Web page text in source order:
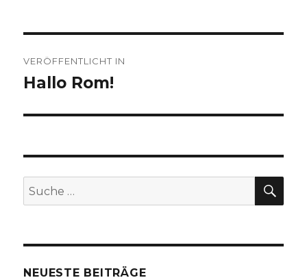
VERÖFFENTLICHT IN
Hallo Rom!
Suche
nach:
NEUESTE BEITRÄGE